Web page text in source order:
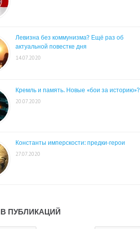
Левизна без коммунизма? Ещё раз об
актуальной повестке дня
14.07.2020
Кремль и память. Новые «бои за историю»?
20.07.2020
Константы имперскости: предки-герои
27.07.2020
ПУБЛИКАЦИЙ